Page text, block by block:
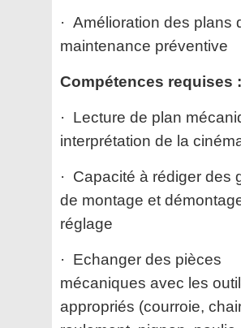
· Amélioration des plans
maintenance préventive
Compétences requises :
· Lecture de plan
interprétation de la
· Capacité à rédiger des
de montage et
réglage
· Echanger des pièces
mécaniques avec les
appropriés (courroie,